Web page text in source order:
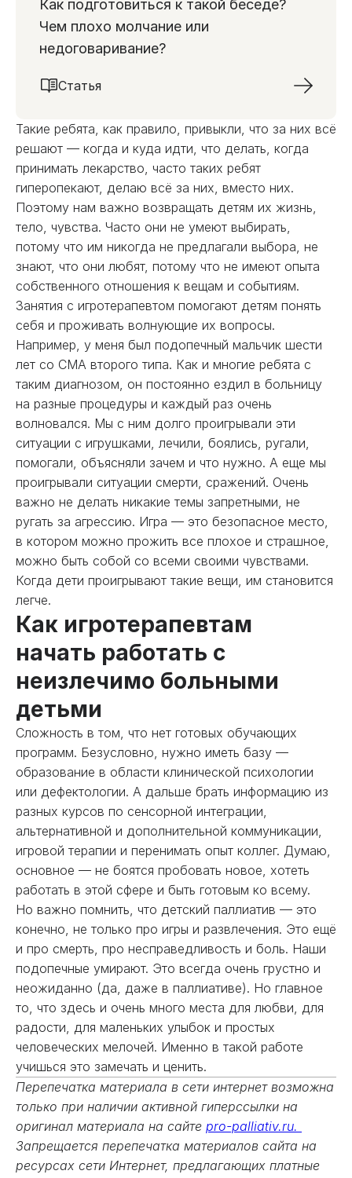
Как подготовиться к такой беседе?
Чем плохо молчание или
недоговаривание?
Статья
Такие ребята, как правило, привыкли, что за них всё
решают — когда и куда идти, что делать, когда
принимать лекарство, часто таких ребят
гиперопекают, делаю всё за них, вместо них.
Поэтому нам важно возвращать детям их жизнь,
тело, чувства. Часто они не умеют выбирать,
потому что им никогда не предлагали выбора, не
знают, что они любят, потому что не имеют опыта
собственного отношения к вещам и событиям.
Занятия с игротерапевтом помогают детям понять
себя и проживать волнующие их вопросы.
Например, у меня был подопечный мальчик шести
лет со СМА второго типа. Как и многие ребята с
таким диагнозом, он постоянно ездил в больницу
на разные процедуры и каждый раз очень
волновался. Мы с ним долго проигрывали эти
ситуации с игрушками, лечили, боялись, ругали,
помогали, объясняли зачем и что нужно. А еще мы
проигрывали ситуации смерти, сражений. Очень
важно не делать никакие темы запретными, не
ругать за агрессию. Игра — это безопасное место,
в котором можно прожить все плохое и страшное,
можно быть собой со всеми своими чувствами.
Когда дети проигрывают такие вещи, им становится
легче.
Как игротерапевтам
начать работать с
неизлечимо больными
детьми
Сложность в том, что нет готовых обучающих
программ. Безусловно, нужно иметь базу —
образование в области клинической психологии
или дефектологии. А дальше брать информацию из
разных курсов по сенсорной интеграции,
альтернативной и дополнительной коммуникации,
игровой терапии и перенимать опыт коллег. Думаю,
основное — не боятся пробовать новое, хотеть
работать в этой сфере и быть готовым ко всему.
Но важно помнить, что детский паллиатив — это
конечно, не только про игры и развлечения. Это ещё
и про смерть, про несправедливость и боль. Наши
подопечные умирают. Это всегда очень грустно и
неожиданно (да, даже в паллиативе). Но главное
то, что здесь и очень много места для любви, для
радости, для маленьких улыбок и простых
человеческих мелочей. Именно в такой работе
учишься это замечать и ценить.
Перепечатка материала в сети интернет возможна
только при наличии активной гиперссылки на
оригинал материала на сайте pro-palliativ.ru.
Запрещается перепечатка материалов сайта на
ресурсах сети Интернет, предлагающих платные